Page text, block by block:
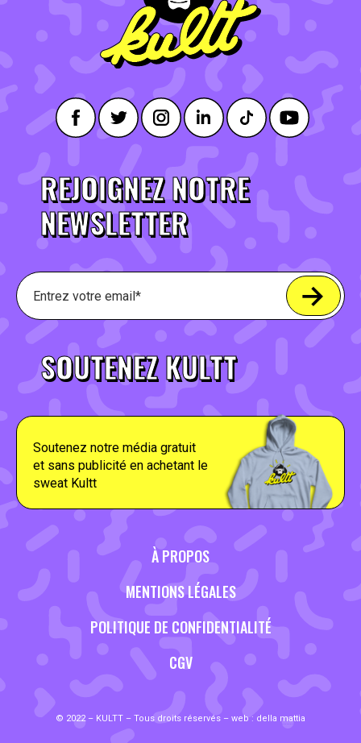
REJOIGNEZ NOTRE
NEWSLETTER
SOUTENEZ KULTT
Soutenez notre média gratuit
et sans publicité en achetant le
sweat Kultt
À PROPOS
MENTIONS LÉGALES
POLITIQUE DE CONFIDENTIALITÉ
CGV
© 2022 – KULTT – Tous droits réservés – web : della mattia